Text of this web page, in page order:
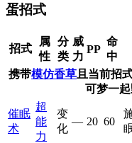
蛋招式
招式
属
性
分
类
威
力
PP
命
中
携带模仿香草 且当前招
可梦一
催眠
术
超
能
力
变
化
— 20 60